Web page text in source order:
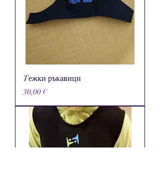
Tежки ръкавици
Цена
30,00 €